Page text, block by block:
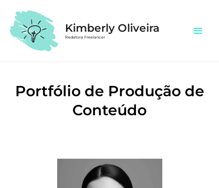
Kimberly Oliveira
Redatora Freelancer
Portfólio de Produção de
Conteúdo